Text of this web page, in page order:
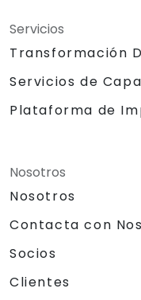
Servicios
Transformación
Servicios de
Plataforma de
Nosotros
Nosotros
Contacta con
Socios
Clientes